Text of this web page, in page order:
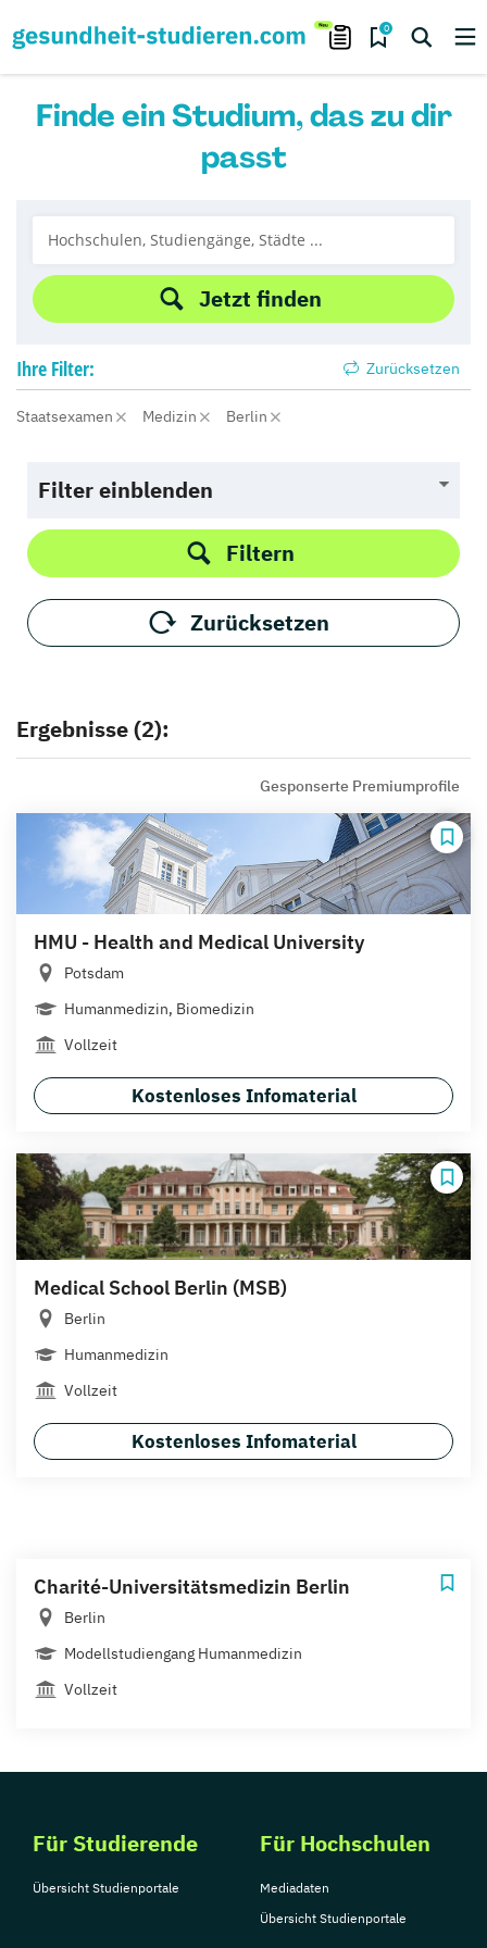
0
Finde ein Studium, das zu dir
passt
Jetzt finden
Ihre Filter: Zurücksetzen
Staatsexamen Medizin Berlin
Filter einblenden
Filtern
Zurücksetzen
Ergebnisse (2):
Gesponserte Premiumprofile
HMU - Health and Medical University
Potsdam
Humanmedizin, Biomedizin
Vollzeit
Kostenloses Infomaterial
Medical School Berlin (MSB)
Berlin
Humanmedizin
Vollzeit
Kostenloses Infomaterial
Charité-Universitätsmedizin Berlin
Berlin
Modellstudiengang Humanmedizin
Vollzeit
Für Studierende
Übersicht Studienportale
Für Hochschulen
Mediadaten
Übersicht Studienportale